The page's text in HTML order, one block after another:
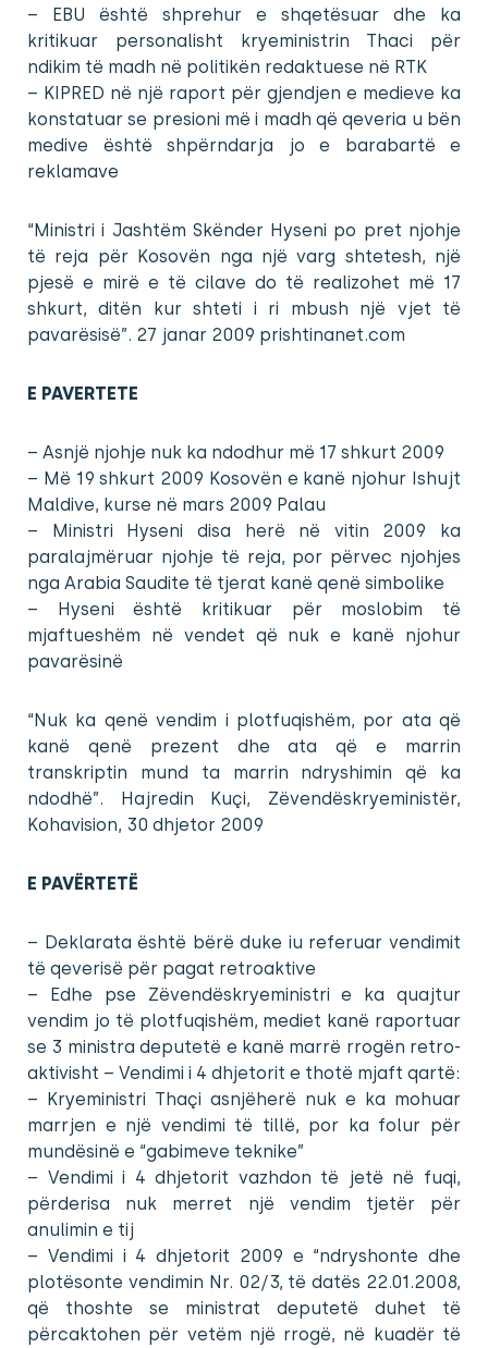
– EBU është shprehur e shqetësuar dhe ka
kritikuar personalisht kryeministrin Thaci për
ndikim të madh në politikën redaktuese në RTK
– KIPRED në një raport për gjendjen e medieve ka
konstatuar se presioni më i madh që qeveria u bën
medive është shpërndarja jo e barabartë e
reklamave
“Ministri i Jashtëm Skënder Hyseni po pret njohje
të reja për Kosovën nga një varg shtetesh, një
pjesë e mirë e të cilave do të realizohet më 17
shkurt, ditën kur shteti i ri mbush një vjet të
pavarësisë”. 27 janar 2009 prishtinanet.com
E PAVERTETE
– Asnjë njohje nuk ka ndodhur më 17 shkurt 2009
– Më 19 shkurt 2009 Kosovën e kanë njohur Ishujt
Maldive, kurse në mars 2009 Palau
– Ministri Hyseni disa herë në vitin 2009 ka
paralajmëruar njohje të reja, por përvec njohjes
nga Arabia Saudite të tjerat kanë qenë simbolike
– Hyseni është kritikuar për moslobim të
mjaftueshëm në vendet që nuk e kanë njohur
pavarësinë
“Nuk ka qenë vendim i plotfuqishëm, por ata që
kanë qenë prezent dhe ata që e marrin
transkriptin mund ta marrin ndryshimin që ka
ndodhë”. Hajredin Kuçi, Zëvendëskryeministër,
Kohavision, 30 dhjetor 2009
E PAVËRTETË
– Deklarata është bërë duke iu referuar vendimit
të qeverisë për pagat retroaktive
– Edhe pse Zëvendëskryeministri e ka quajtur
vendim jo të plotfuqishëm, mediet kanë raportuar
se 3 ministra deputetë e kanë marrë rrogën retro-
aktivisht – Vendimi i 4 dhjetorit e thotë mjaft qartë:
– Kryeministri Thaçi asnjëherë nuk e ka mohuar
marrjen e një vendimi të tillë, por ka folur për
mundësinë e “gabimeve teknike”
– Vendimi i 4 dhjetorit vazhdon të jetë në fuqi,
përderisa nuk merret një vendim tjetër për
anulimin e tij
– Vendimi i 4 dhjetorit 2009 e “ndryshonte dhe
plotësonte vendimin Nr. 02/3, të datës 22.01.2008,
që thoshte se ministrat deputetë duhet të
përcaktohen për vetëm një rrogë, në kuadër të